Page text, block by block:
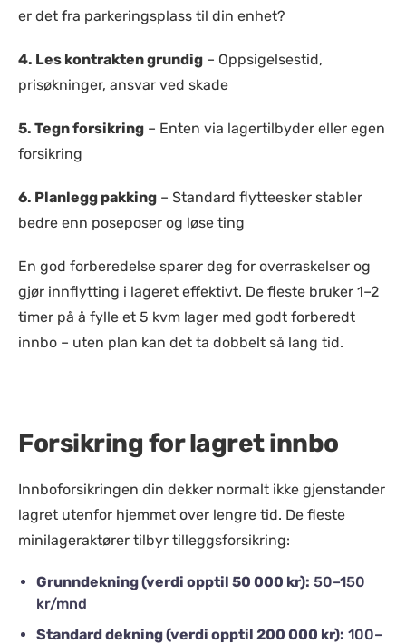
er det fra parkeringsplass til din enhet?
4. Les kontrakten grundig – Oppsigelsestid,
prisøkninger, ansvar ved skade
5. Tegn forsikring – Enten via lagertilbyder eller egen
forsikring
6. Planlegg pakking – Standard flytteesker stabler
bedre enn poseposer og løse ting
En god forberedelse sparer deg for overraskelser og
gjør innflytting i lageret effektivt. De fleste bruker 1–2
timer på å fylle et 5 kvm lager med godt forberedt
innbo – uten plan kan det ta dobbelt så lang tid.
Forsikring for lagret innbo
Innboforsikringen din dekker normalt ikke gjenstander
lagret utenfor hjemmet over lengre tid. De fleste
minilageraktører tilbyr tilleggsforsikring:
Grunndekning (verdi opptil 50 000 kr): 50–150
kr/mnd
Standard dekning (verdi opptil 200 000 kr): 100–